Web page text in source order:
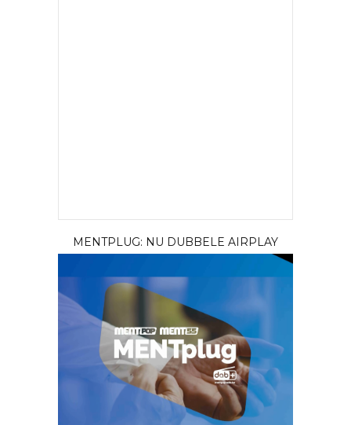
MENTPLUG: NU DUBBELE AIRPLAY